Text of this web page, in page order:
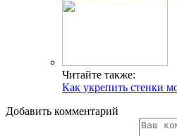
Читайте также:
Как укрепить стенки
Добавить комментарий